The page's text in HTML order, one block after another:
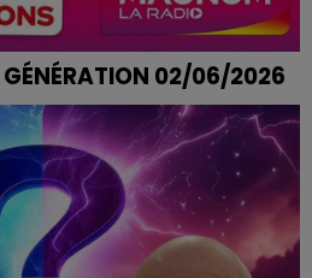
GÉNÉRATION 02/06/2026